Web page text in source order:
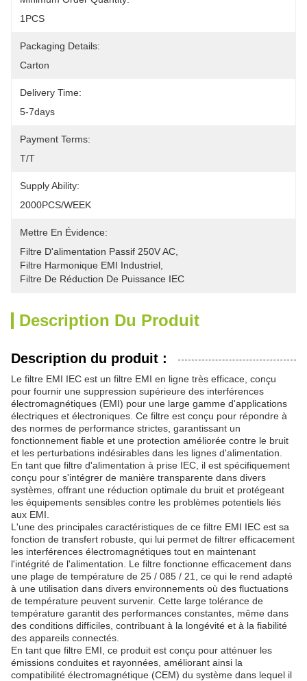
1PCS
Packaging Details:
Carton
Delivery Time:
5-7days
Payment Terms:
T/T
Supply Ability:
2000PCS/WEEK
Mettre En Évidence:
Filtre D'alimentation Passif 250V AC
Filtre Harmonique EMI Industriel
Filtre De Réduction De Puissance IEC
Description Du Produit
Description du produit :
Le filtre EMI IEC est un filtre EMI en ligne très efficace, conçu
pour fournir une suppression supérieure des interférences
électromagnétiques (EMI) pour une large gamme d'applications
électriques et électroniques. Ce filtre est conçu pour répondre à
des normes de performance strictes, garantissant un
fonctionnement fiable et une protection améliorée contre le bruit
et les perturbations indésirables dans les lignes d'alimentation.
En tant que filtre d'alimentation à prise IEC, il est spécifiquement
conçu pour s'intégrer de manière transparente dans divers
systèmes, offrant une réduction optimale du bruit et protégeant
les équipements sensibles contre les problèmes potentiels liés
aux EMI.
L'une des principales caractéristiques de ce filtre EMI IEC est sa
fonction de transfert robuste, qui lui permet de filtrer efficacement
les interférences électromagnétiques tout en maintenant
l'intégrité de l'alimentation. Le filtre fonctionne efficacement dans
une plage de température de 25 / 085 / 21, ce qui le rend adapté
à une utilisation dans divers environnements où des fluctuations
de température peuvent survenir. Cette large tolérance de
température garantit des performances constantes, même dans
des conditions difficiles, contribuant à la longévité et à la fiabilité
des appareils connectés.
En tant que filtre EMI, ce produit est conçu pour atténuer les
émissions conduites et rayonnées, améliorant ainsi la
compatibilité électromagnétique (CEM) du système dans lequel il